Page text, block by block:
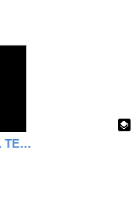
BASE AÉREA DE GETAFE. TERCERA PARTE.